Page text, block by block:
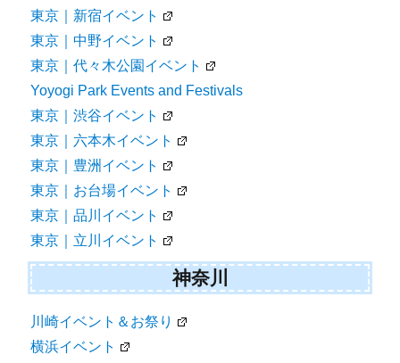
東京｜新宿イベント
東京｜中野イベント
東京｜代々木公園イベント
Yoyogi Park Events and Festivals
東京｜渋谷イベント
東京｜六本木イベント
東京｜豊洲イベント
東京｜お台場イベント
東京｜品川イベント
東京｜立川イベント
神奈川
川崎イベント＆お祭り
横浜イベント